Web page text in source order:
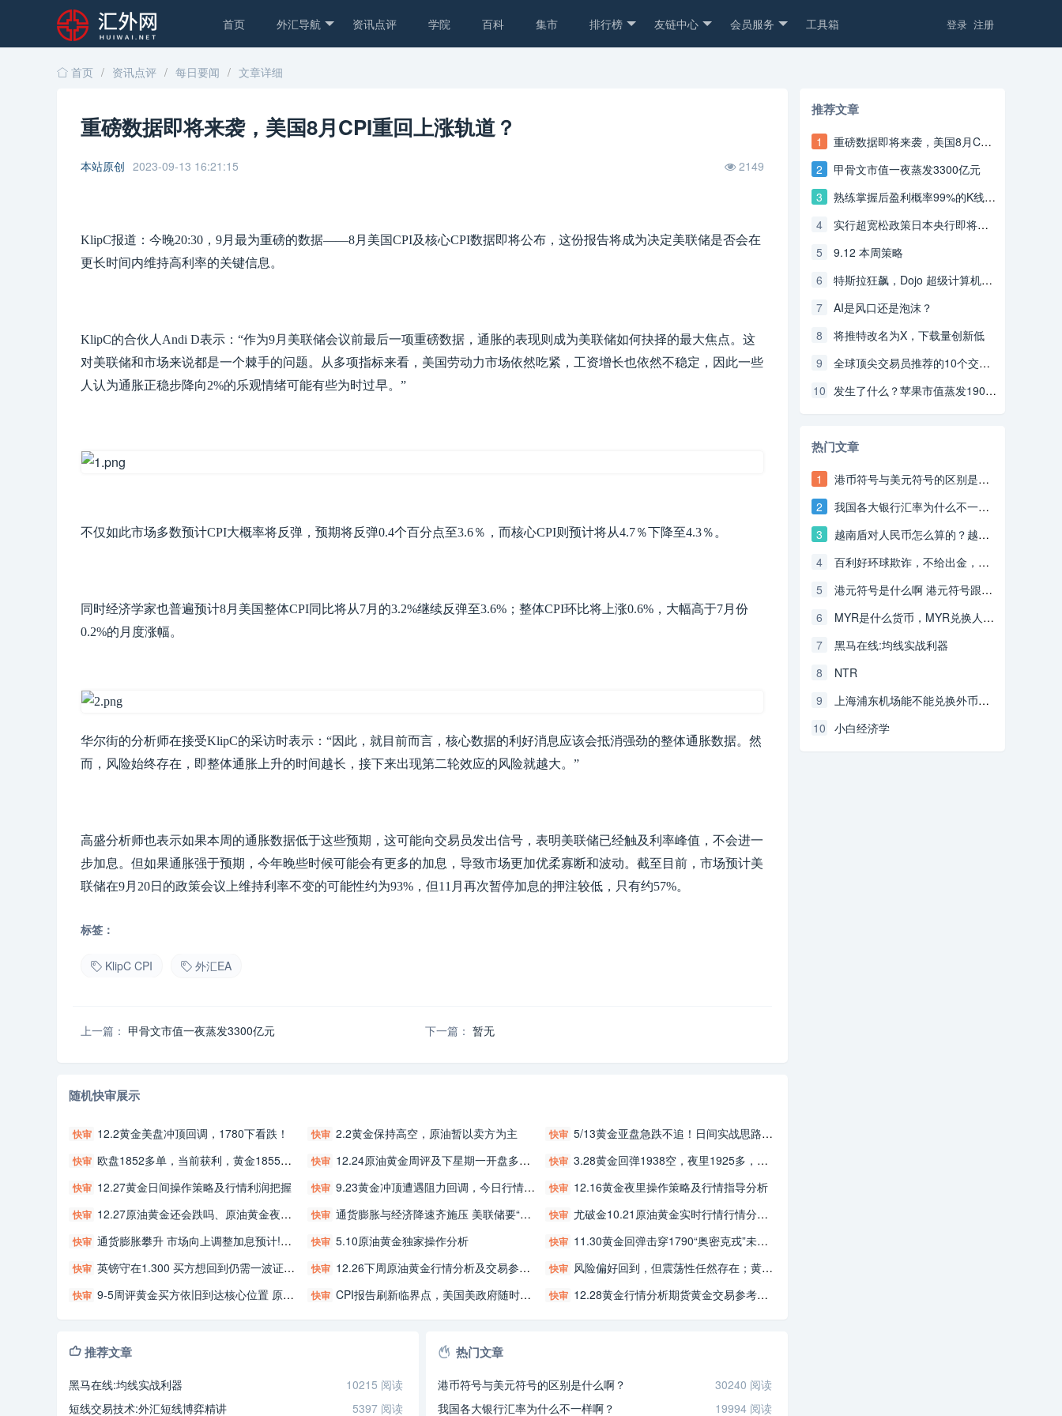
首页 外汇导航 资讯点评 学院 百科 集市 排行榜 友链中心 会员服务 工具箱 登录 注册
首页 / 资讯点评 / 每日要闻 / 文章详细
重磅数据即将来袭，美国8月CPI重回上涨轨道？
本站原创 2023-09-13 16:21:15 2149
KlipC报道：今晚20:30，9月最为重磅的数据——8月美国CPI及核心CPI数据即将公布，这份报告将成为决定美联储是否会在
更长时间内维持高利率的关键信息。
KlipC的合伙人Andi D表示：“作为9月美联储会议前最后一项重磅数据，通胀的表现则成为美联储如何抉择的最大焦点。这
对美联储和市场来说都是一个棘手的问题。从多项指标来看，美国劳动力市场依然吃紧，工资增长也依然不稳定，因此一些
人认为通胀正稳步降向2%的乐观情绪可能有些为时过早。 ”
不仅如此市场多数预计CPI大概率将反弹，预期将反弹0.4个百分点至3.6％，而核心CPI则预计将从4.7％下降至4.3％。
同时经济学家也普遍预计8月美国整体CPI同比将从7月的3.2%继续反弹至3.6%；整体CPI环比将上涨0.6%，大幅高于7月份
0.2%的月度涨幅。
华尔街的分析师在接受KlipC的采访时表示：“因此，就目前而言，核心数据的利好消息应该会抵消强劲的整体通胀数据。然
而，风险始终存在，即整体通胀上升的时间越长，接下来出现第二轮效应的风险就越大。 ”
高盛分析师也表示如果本周的通胀数据低于这些预期，这可能向交易员发出信号，表明美联储已经触及利率峰值，不会进一
步加息。但如果通胀强于预期，今年晚些时候可能会有更多的加息，导致市场更加优柔寡断和波动。截至目前，市场预计美
联储在9月20日的政策会议上维持利率不变的可能性约为93%，但11月再次暂停加息的押注较低，只有约57%。
标签：
KlipC CPI 外汇EA
上一篇： 甲骨文市值一夜蒸发3300亿元 下一篇： 暂无
随机快审展示
快审 12.2黄金美盘冲顶回调，1780下看跌！ 快审 2.2黄金保持高空，原油暂以卖方为主 快审 5/13黄金亚盘急跌不追！日间实战思路持续跟单必赚！
快审 欧盘1852多单，当前获利，黄金1855加仓多了，持续收割中，头寸有单直接找我处理 快审 12.24原油黄金周评及下星期一开盘多空操作策略推荐 快审 3.28黄金回弹1938空，夜里1925多，行情分析交易参考
快审 12.27黄金日间操作策略及行情利润把握 快审 9.23黄金冲顶遭遇阻力回调，今日行情分析及交易参考 快审 12.16黄金夜里操作策略及行情指导分析
快审 12.27原油黄金还会跌吗、原油黄金夜里行情分析及美盘交易参考、黄金行情分析 快审 通货膨胀与经济降速齐施压 美联储要“扛不住了”？ 快审 尤破金10.21原油黄金实时行情行情分析及黄金最新交易操作指导策略
快审 通货膨胀攀升 市场向上调整加息预计!最新黄金如何进场！ 快审 5.10原油黄金独家操作分析 快审 11.30黄金回弹击穿1790“奥密克戎”未知性供应支撑，日间行情最新行情行情分析！
快审 英镑守在1.300 买方想回到仍需一波证实！ 快审 12.26下周原油黄金行情分析及交易参考！ 快审 风险偏好回到，但震荡性任然存在；黄金或许下挫
快审 9-5周评黄金买方依旧到达核心位置 原油遇阻周初是核心 快审 CPI报告刷新临界点，美国美政府随时搁置，美联储会议将如何应付？ 快审 12.28黄金行情分析期货黄金交易参考、环球黄金实时策略指导
推荐文章
黑马在线:均线实战利器
10215 阅读
短线交易技术:外汇短线博弈精讲
5397 阅读
热门文章
港币符号与美元符号的区别是什么啊？
30240 阅读
我国各大银行汇率为什么不一样啊？
19994 阅读
推荐文章
1
重磅数据即将来袭，美国8月CPI重回上涨轨道？
2
甲骨文市值一夜蒸发3300亿元
3
熟练掌握后盈利概率99%的K线形态--双重底部
4
实行超宽松政策日本央行即将转鹰？
5
9.12 本周策略
6
特斯拉狂飙，Dojo 超级计算机或使特斯拉市值增加6000亿美元
7
AI是风口还是泡沫？
8
将推特改名为X，下载量创新低
9
全球顶尖交易员推荐的10个交易诀窍策略（上）
10 发生了什么？苹果市值蒸发1900亿美元
热门文章
1
港币符号与美元符号的区别是什么啊？
2
我国各大银行汇率为什么不一样啊？
3
越南盾对人民币怎么算的？越南盾对人民币汇率换算方法是什么
4
百利好环球欺诈，不给出金，无法联系。
5
港元符号是什么啊 港元符号跟美元符号是一样吗
6
MYR是什么货币，MYR兑换人民币的汇率是多少啊？
7
黑马在线:均线实战利器
8
NTR
9
上海浦东机场能不能兑换外币吗？外币兑换的运营时间？
10 小白经济学